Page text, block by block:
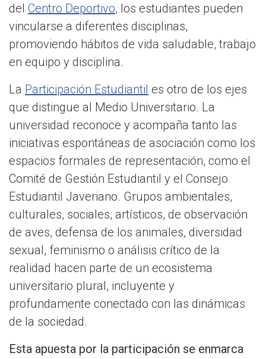
del Centro Deportivo, los estudiantes pueden
vincularse a diferentes disciplinas,
promoviendo hábitos de vida saludable, trabajo
en equipo y disciplina.
La Participación Estudiantil es otro de los ejes
que distingue al Medio Universitario. La
universidad reconoce y acompaña tanto las
iniciativas espontáneas de asociación como los
espacios formales de representación, como el
Comité de Gestión Estudiantil y el Consejo
Estudiantil Javeriano. Grupos ambientales,
culturales, sociales, artísticos, de observación
de aves, defensa de los animales, diversidad
sexual, feminismo o análisis crítico de la
realidad hacen parte de un ecosistema
universitario plural, incluyente y
profundamente conectado con las dinámicas
de la sociedad.
Esta apuesta por la participación se enmarca